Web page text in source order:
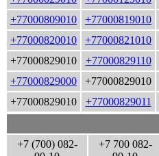
+77000809010
+77000819010
+77000820010
+77000821010
+77000829010
+77000829110
+77000829000
+77000829010
+77000829010
+77000829011
+7 (700) 082-
+7 700 082-